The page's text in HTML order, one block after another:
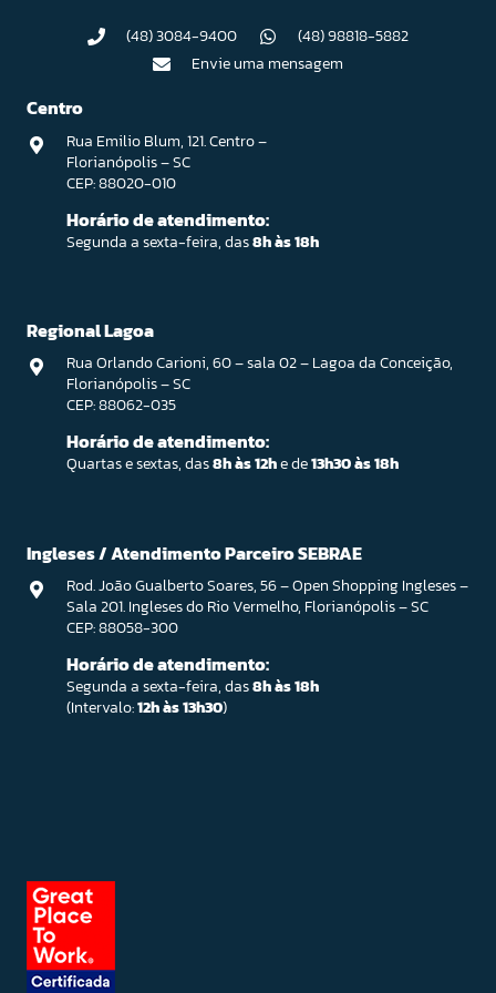
(48) 3084-9400
(48) 98818-5882
Envie uma mensagem
Centro
Rua Emilio Blum, 121. Centro –
Florianópolis – SC
CEP: 88020-010
Horário de atendimento:
Segunda a sexta-feira, das8h às 18h
Regional Lagoa
Rua Orlando Carioni, 60 – sala 02 – Lagoa da Conceição,
Florianópolis – SC
CEP: 88062-035
Horário de atendimento:
Quartas e sextas, das8h às 12he de13h30 às 18h
Ingleses / Atendimento Parceiro SEBRAE
Rod. João Gualberto Soares, 56 – Open Shopping Ingleses –
Sala 201. Ingleses do Rio Vermelho, Florianópolis – SC
CEP: 88058-300
Horário de atendimento:
Segunda a sexta-feira, das8h às 18h
(Intervalo:12h às 13h30)